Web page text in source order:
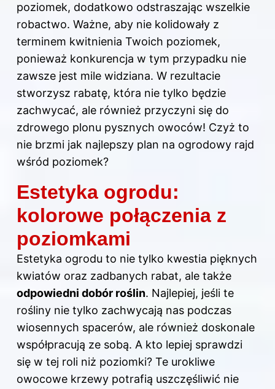
poziomek, dodatkowo odstraszając wszelkie
robactwo. Ważne, aby nie kolidowały z
terminem kwitnienia Twoich poziomek,
ponieważ konkurencja w tym przypadku nie
zawsze jest mile widziana. W rezultacie
stworzysz rabatę, która nie tylko będzie
zachwycać, ale również przyczyni się do
zdrowego plonu pysznych owoców! Czyż to
nie brzmi jak najlepszy plan na ogrodowy rajd
wśród poziomek?
Estetyka ogrodu:
kolorowe połączenia z
poziomkami
Estetyka ogrodu to nie tylko kwestia pięknych
kwiatów oraz zadbanych rabat, ale także
odpowiedni dobór roślin. Najlepiej, jeśli te
rośliny nie tylko zachwycają nas podczas
wiosennych spacerów, ale również doskonale
współpracują ze sobą. A kto lepiej sprawdzi
się w tej roli niż poziomki? Te urokliwe
owocowe krzewy potrafią uszczęśliwić nie